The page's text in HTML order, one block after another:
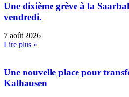
Une dixième grève à la
vendredi.
7 août 2026
Lire plus »
Une nouvelle place pour
Kalhausen